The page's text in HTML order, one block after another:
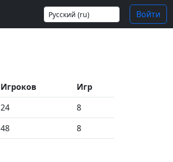
Войти
Игроков
Игр
24
8
48 8